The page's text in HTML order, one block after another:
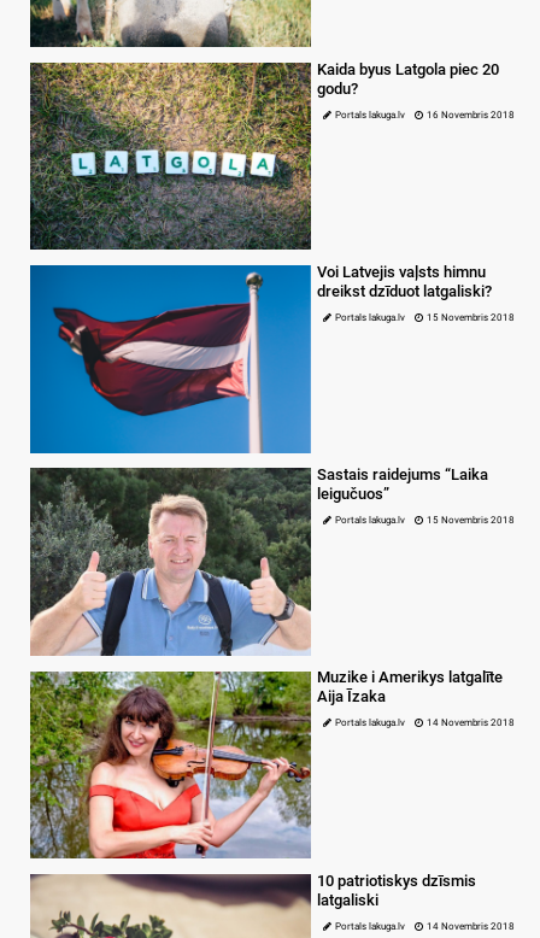
Kaida byus Latgola piec 20
godu?
Portals lakuga.lv 16 Novembris 2018
Voi Latvejis vaļsts himnu
dreikst dzīduot latgaliski?
Portals lakuga.lv 15 Novembris 2018
Sastais raidejums “Laika
leigučuos”
Portals lakuga.lv 15 Novembris 2018
Muzike i Amerikys latgalīte
Aija Īzaka
Portals lakuga.lv 14 Novembris 2018
10 patriotiskys dzīsmis
latgaliski
Portals lakuga.lv 14 Novembris 2018